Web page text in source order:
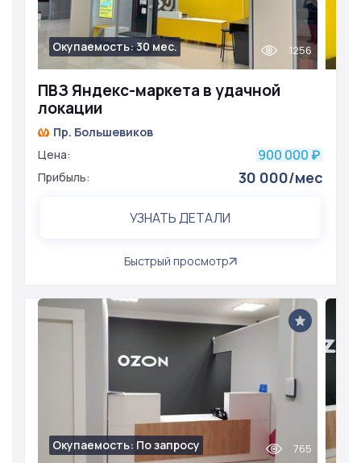
ПВЗ Яндекс-маркета в удачной
локации
Окупаемость: 30 мес. 1256
Пр. Большевиков
Цена:
900 000 ₽
Прибыль: 30 000/мес
УЗНАТЬ ДЕТАЛИ
Быстрый просмотр
Окупаемость: По запросу 765